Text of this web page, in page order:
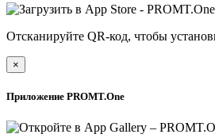
Отсканируйте QR-код, чтобы
×
Приложение PROMT.One